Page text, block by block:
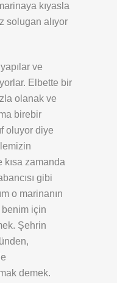
kıyasla
solugan alıyor
ve
Elbette bir
olanak ve
birebir
oluyor diye
kısa zamanda
gibi
o marinanın
benim için
Şehrin
demek.